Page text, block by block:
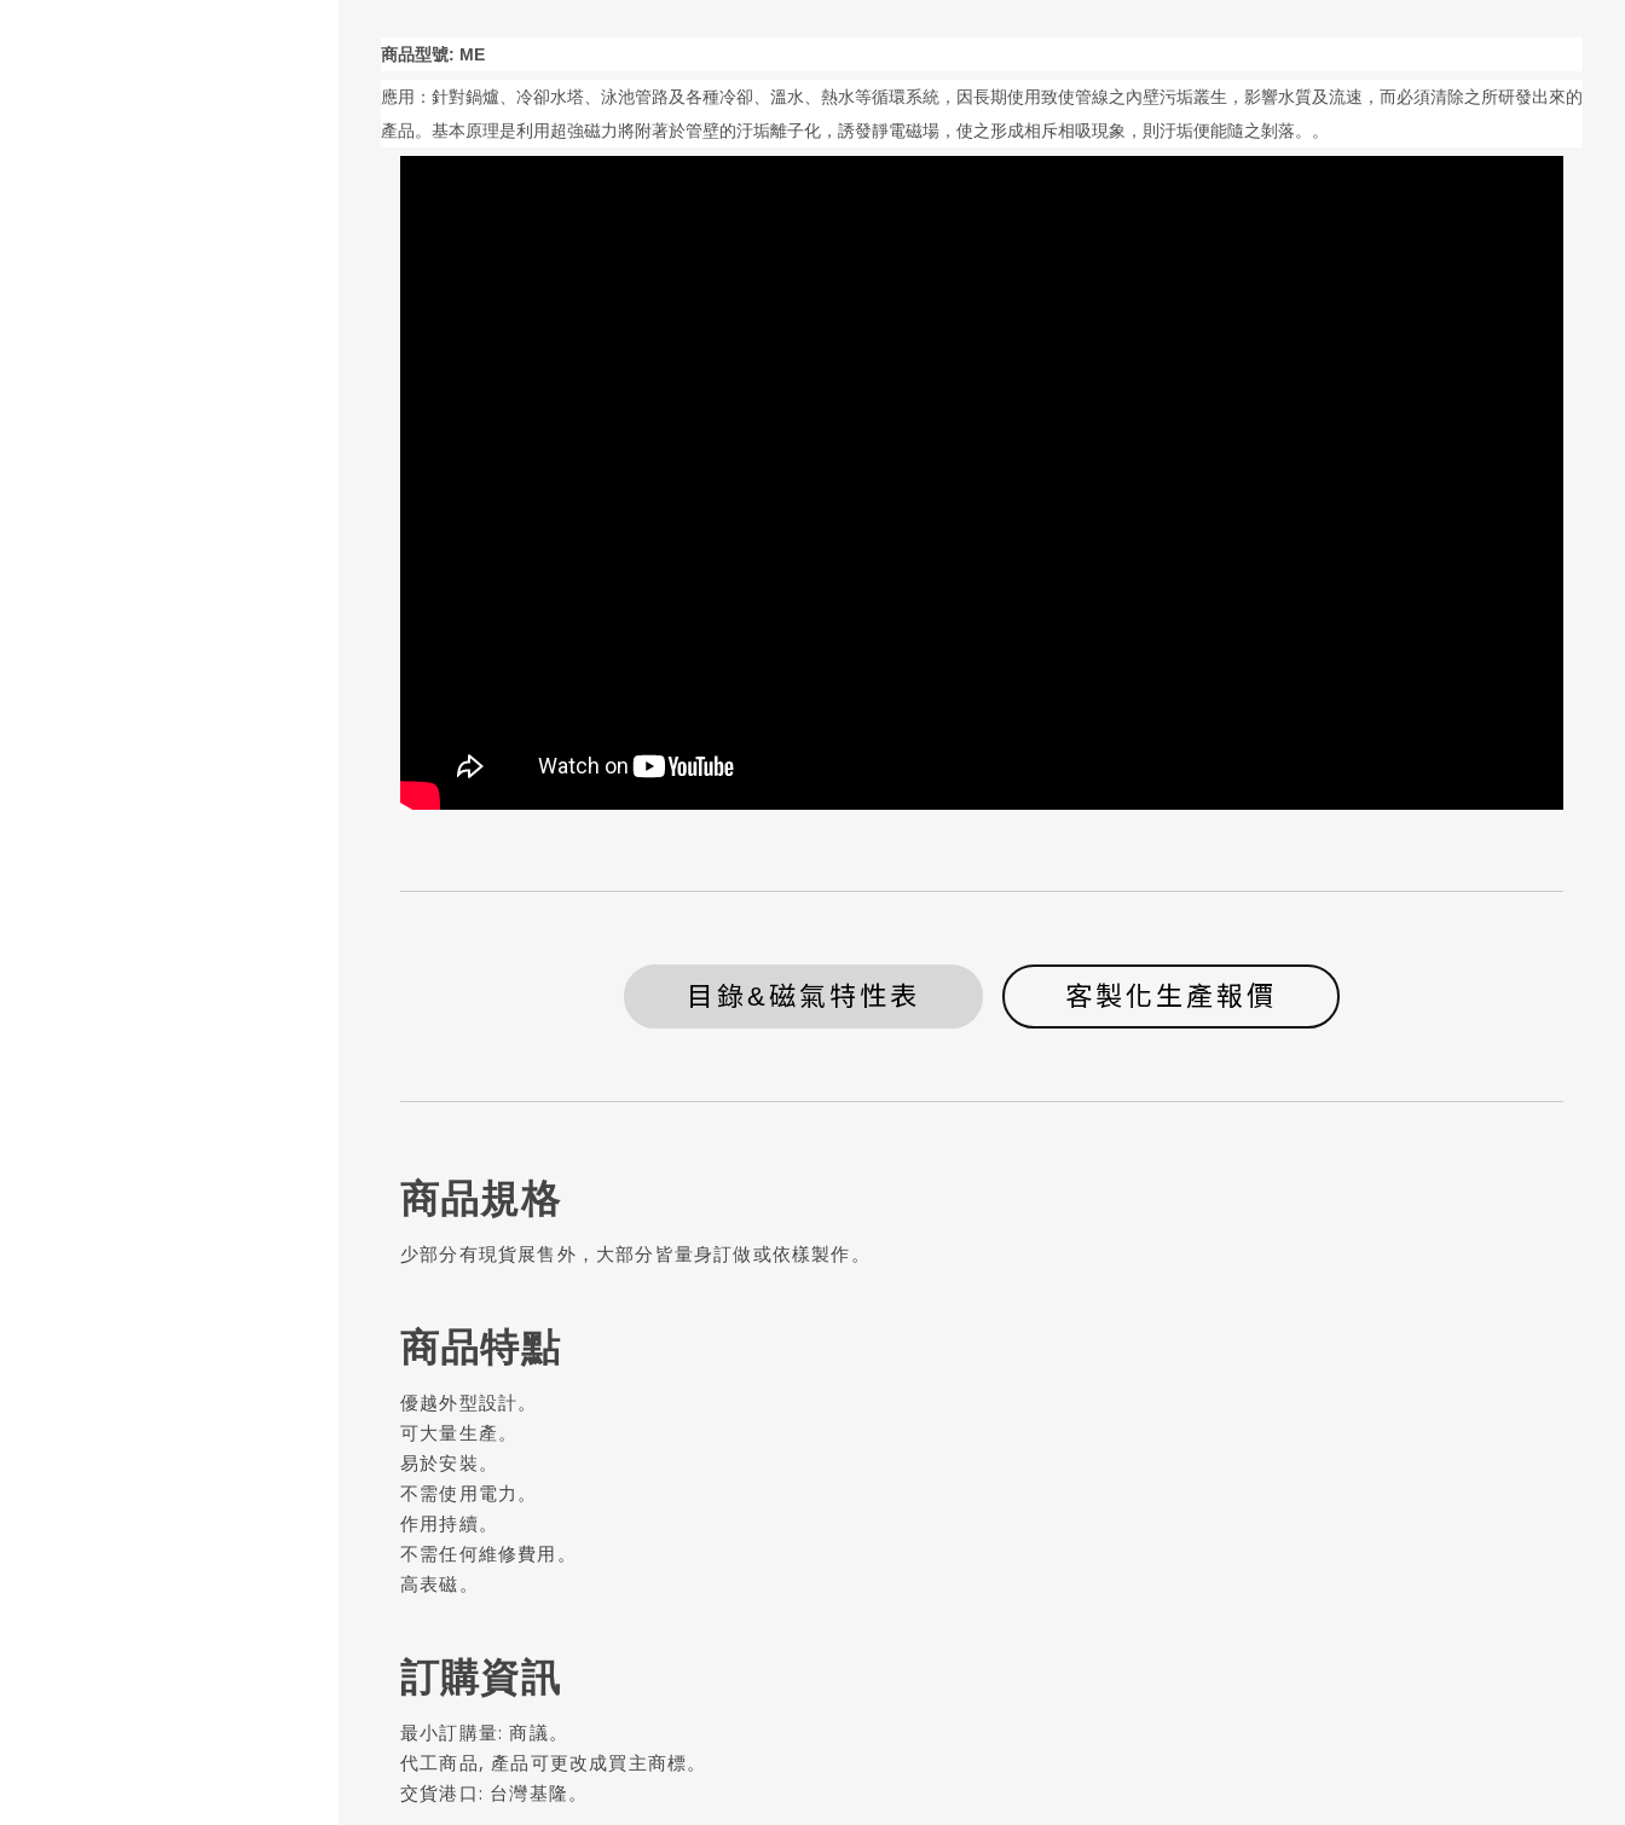
商品型號: ME
應用：針對鍋爐、冷卻水塔、泳池管路及各種冷卻、溫水、熱水等循環系統，因長期使用致使管線之內壁污垢叢生，影響水質及流速，而必須清除之所研發出來的
產品。基本原理是利用超強磁力將附著於管壁的汙垢離子化，誘發靜電磁場，使之形成相斥相吸現象，則汙垢便能隨之剝落。。
目錄&磁氣特性表 客製化生產報價
商品規格
少部分有現貨展售外，大部分皆量身訂做或依樣製作。
商品特點
優越外型設計。
可大量生產。
易於安裝。
不需使用電力。
作用持續。
不需任何維修費用。
高表磁。
訂購資訊
最小訂購量: 商議。
代工商品, 產品可更改成買主商標。
交貨港口: 台灣基隆。